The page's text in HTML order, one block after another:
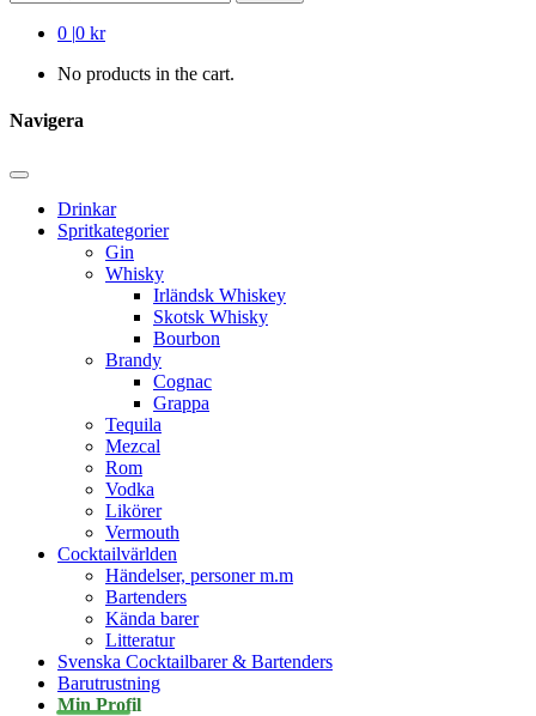
for:
0 |0 kr
No products in the cart.
Navigera
Drinkar
Spritkategorier
Gin
Whisky
Irländsk Whiskey
Skotsk Whisky
Bourbon
Brandy
Cognac
Grappa
Tequila
Mezcal
Rom
Vodka
Likörer
Vermouth
Cocktailvärlden
Händelser, personer m.m
Bartenders
Kända barer
Litteratur
Svenska Cocktailbarer & Bartenders
Barutrustning
Min Profil